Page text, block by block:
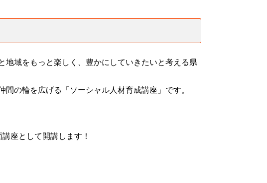
地域をもっと楽しく、豊かにしていきたいと考える県
の輪を広げる「ソーシャル人材育成講座」です。
座として開講します！